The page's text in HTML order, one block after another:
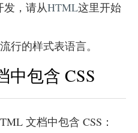
发，请从HTML这里开始
行的样式表语言。
中包含 CSS
文档中包含 CSS：